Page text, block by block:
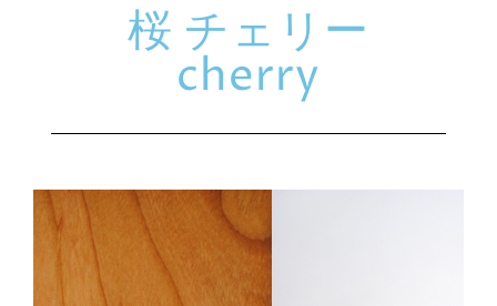
桜 チェリー
cherry